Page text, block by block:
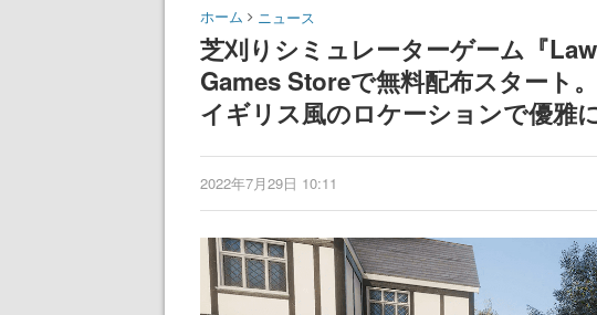
ク」にて特別話が掲載ス
タート、あのお話には…
まだ続きがある！
ホーム ニュース
芝刈りシミュレーターゲーム『
Games Storeで無料配布スタート
イギリス風のロケーションで優雅
2022年7月29日 10:11